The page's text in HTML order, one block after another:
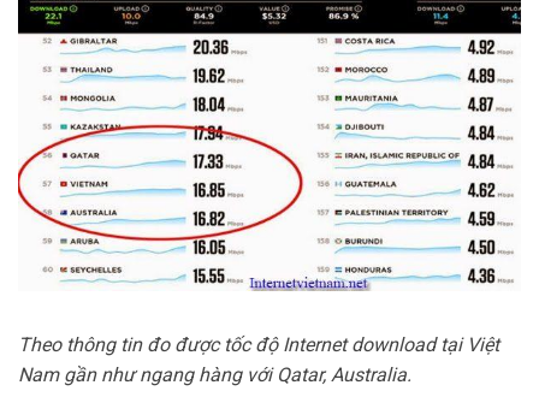
Theo thông tin đo được tốc độ Internet download tại Việt
Nam gần như ngang hàng với Qatar, Australia.